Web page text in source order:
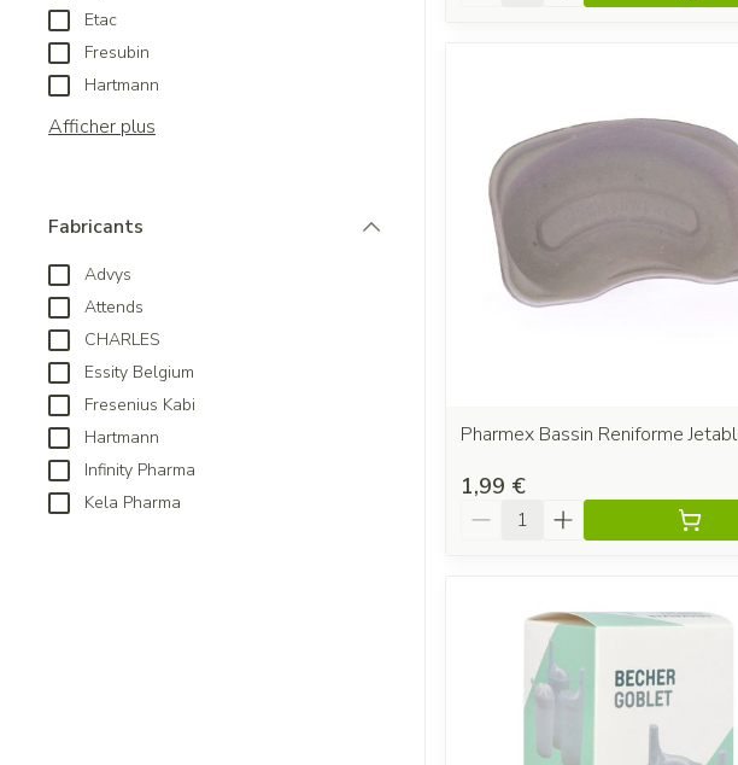
Etac
Fresubin
Hartmann
Afficher plus
Fabricants
Advys
Attends
CHARLES
Essity Belgium
Fresenius Kabi
Hartmann
Infinity Pharma
Kela Pharma
Pharmex Bassin Reniforme
1,99 €
Quantité